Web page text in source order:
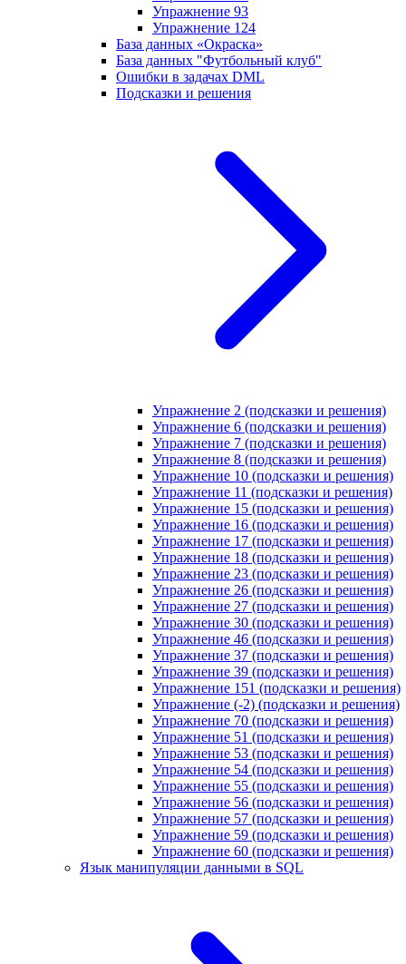
Упражнение 93
Упражнение 124
База данных «Окраска»
База данных "Футбольный клуб"
Ошибки в задачах DML
Подсказки и решения
Упражнение 2 (подсказки и решения)
Упражнение 6 (подсказки и решения)
Упражнение 7 (подсказки и решения)
Упражнение 8 (подсказки и решения)
Упражнение 10 (подсказки и решения)
Упражнение 11 (подсказки и решения)
Упражнение 15 (подсказки и решения)
Упражнение 16 (подсказки и решения)
Упражнение 17 (подсказки и решения)
Упражнение 18 (подсказки и решения)
Упражнение 23 (подсказки и решения)
Упражнение 26 (подсказки и решения)
Упражнение 27 (подсказки и решения)
Упражнение 30 (подсказки и решения)
Упражнение 46 (подсказки и решения)
Упражнение 37 (подсказки и решения)
Упражнение 39 (подсказки и решения)
Упражнение 151 (подсказки и решения)
Упражнение (-2) (подсказки и решения)
Упражнение 70 (подсказки и решения)
Упражнение 51 (подсказки и решения)
Упражнение 53 (подсказки и решения)
Упражнение 54 (подсказки и решения)
Упражнение 55 (подсказки и решения)
Упражнение 56 (подсказки и решения)
Упражнение 57 (подсказки и решения)
Упражнение 59 (подсказки и решения)
Упражнение 60 (подсказки и решения)
Язык манипуляции данными в SQL